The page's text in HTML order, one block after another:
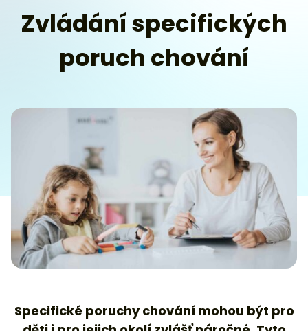
Zvládání specifických
poruch chování
Specifické poruchy chování mohou být pro